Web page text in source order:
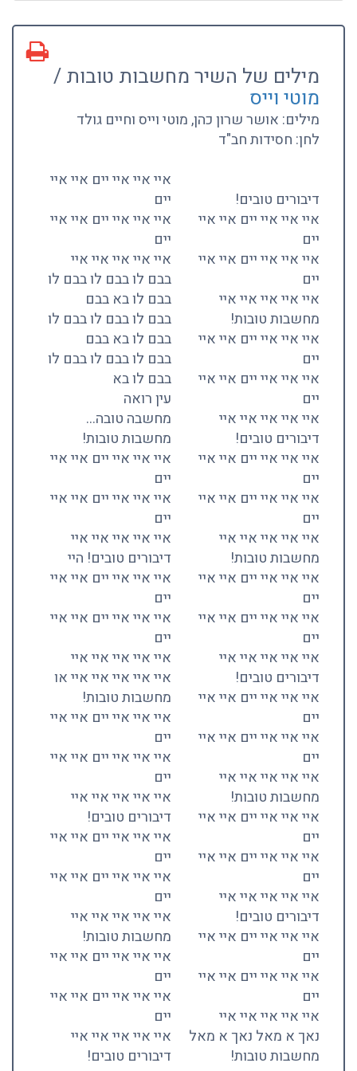
מילים של השיר מחשבות טובות /
מוטי וייס
מילים: אושר שרון כהן, מוטי וייס וחיים גולד
לחן: חסידות חב"ד
דיבורים טובים!
איי איי איי יים איי איי
יים
איי איי איי יים איי איי
יים
איי איי איי איי איי
מחשבות טובות!
איי איי איי יים איי איי
יים
איי איי איי יים איי איי
יים
איי איי איי איי איי
דיבורים טובים!
איי איי איי יים איי איי
יים
איי איי איי יים איי איי
יים
איי איי איי איי איי
מחשבות טובות!
איי איי איי יים איי איי
יים
איי איי איי יים איי איי
יים
איי איי איי איי איי
דיבורים טובים!
איי איי איי יים איי איי
יים
איי איי איי יים איי איי
יים
איי איי איי איי איי
מחשבות טובות!
איי איי איי יים איי איי
יים
איי איי איי יים איי איי
יים
איי איי איי איי איי
דיבורים טובים!
איי איי איי יים איי איי
יים
איי איי איי יים איי איי
יים
איי איי איי איי איי
נאך א מאל נאך א מאל
מחשבות טובות!
איי איי איי יים איי איי
יים
איי איי איי יים איי איי
יים
איי איי איי איי איי
בבם לו בבם לו בבם לו
בבם לו בא בבם
בבם לו בבם לו בבם לו
בבם לו בא בבם
בבם לו בבם לו בבם לו
בבם לו בא
עין רואה
מחשבה טובה…
מחשבות טובות!
איי איי איי יים איי איי
יים
איי איי איי יים איי איי
יים
איי איי איי איי איי
דיבורים טובים! היי
איי איי איי יים איי איי
יים
איי איי איי יים איי איי
יים
איי איי איי איי איי
איי איי איי איי איי או
מחשבות טובות!
איי איי איי יים איי איי
יים
איי איי איי יים איי איי
יים
איי איי איי איי איי
דיבורים טובים!
איי איי איי יים איי איי
יים
איי איי איי יים איי איי
יים
איי איי איי איי איי
מחשבות טובות!
איי איי איי יים איי איי
יים
איי איי איי יים איי איי
יים
איי איי איי איי איי
דיבורים טובים!